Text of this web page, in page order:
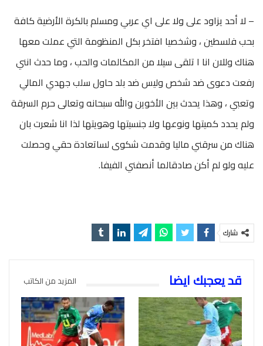
– لا أحد يزاود على ولا على اي عربي ومسلم بالكرة الأرضية كافة
بحب فلسطين ، وشخصيا افتخر بكل المنظومة التي عملت معها
هناك وللان انا ا تلقى سيلا من المكالمات والحب ، وما حدث انني
رفعت دعوى ضد شخص وليس ضد بلد حاول سلب جهدي المالي
وتعبي ، وهذا يحدث بين الأخوين والله سبحانه وتعالى حرم السرقة
ولم يحدد كميتها ونوعها ولا جنسيتها وهويتها لذا انا شعرت بان
هناك من سرقني ماليا وقدمت شكوى لساتعادة حقي وحصلت
عليه ولو لم أكن صادقالما أنصفني الفيفا.
شارك
قد يعجبك ايضا المزيد من الكاتب